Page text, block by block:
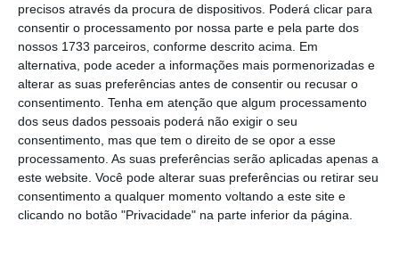
precisos através da procura de dispositivos. Poderá clicar para
consentir o processamento por nossa parte e pela parte dos
nossos 1733 parceiros, conforme descrito acima. Em
alternativa, pode aceder a informações mais pormenorizadas e
alterar as suas preferências antes de consentir ou recusar o
consentimento. Tenha em atenção que algum processamento
dos seus dados pessoais poderá não exigir o seu
consentimento, mas que tem o direito de se opor a esse
processamento. As suas preferências serão aplicadas apenas a
este website. Você pode alterar suas preferências ou retirar seu
consentimento a qualquer momento voltando a este site e
clicando no botão "Privacidade" na parte inferior da página.
Frederico Falcão, presidente da ViniPortugal,
aponta ao ECO que “toda esta incerteza levou
muitos importadores a suspender
encomendas, originando a quebra das
exportações”. Por outro lado, nos primeiros
sete meses deste ano,a queda em volume foi
de ‘apenas’ 2,9% (vs. 8,6% em valor), o que
reflete as “reduções de preço que os
produtores tiveram de aplicar durante a